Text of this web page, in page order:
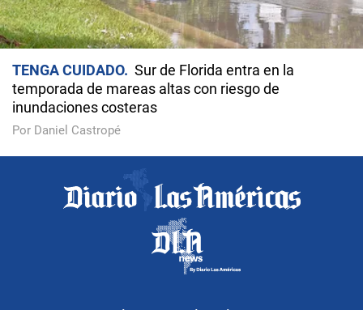
TENGA CUIDADO
Sur de Florida entra en la
temporada de mareas altas con riesgo de
inundaciones costeras
Por Daniel Castropé